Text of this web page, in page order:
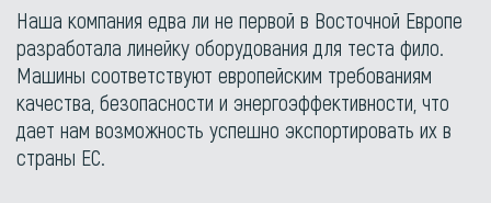
Наша компания едва ли не первой в Восточной Европе
разработала линейку оборудования для теста фило.
Машины соответствуют европейским требованиям
качества, безопасности и энергоэффективности, что
дает нам возможность успешно экспортировать их в
страны ЕС.